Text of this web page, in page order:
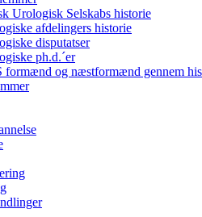
Urologisk Selskabs historie
afdelingers historie
disputatser
ph.d.´er
formænd og næstformænd gennem